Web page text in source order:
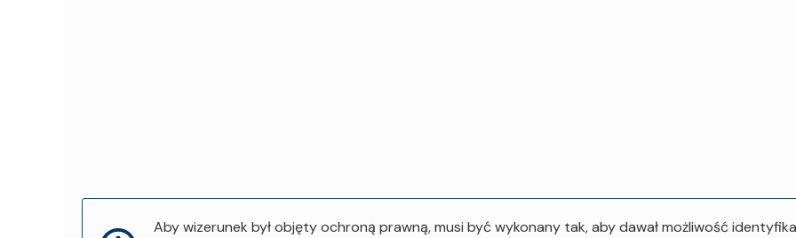
Aby wizerunek był objęty ochroną prawną, musi być wykonany tak, aby dawał możliwość